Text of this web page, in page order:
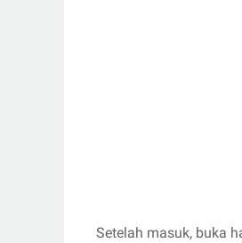
Setelah masuk, buka